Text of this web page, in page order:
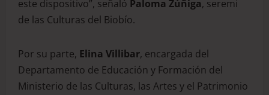
este dispositivo”, señaló Paloma Zúñiga, seremi
de las Culturas del Biobío.
Por su parte, Elina Villibar, encargada del
Departamento de Educación y Formación del
Ministerio de las Culturas, las Artes y el Patrimonio